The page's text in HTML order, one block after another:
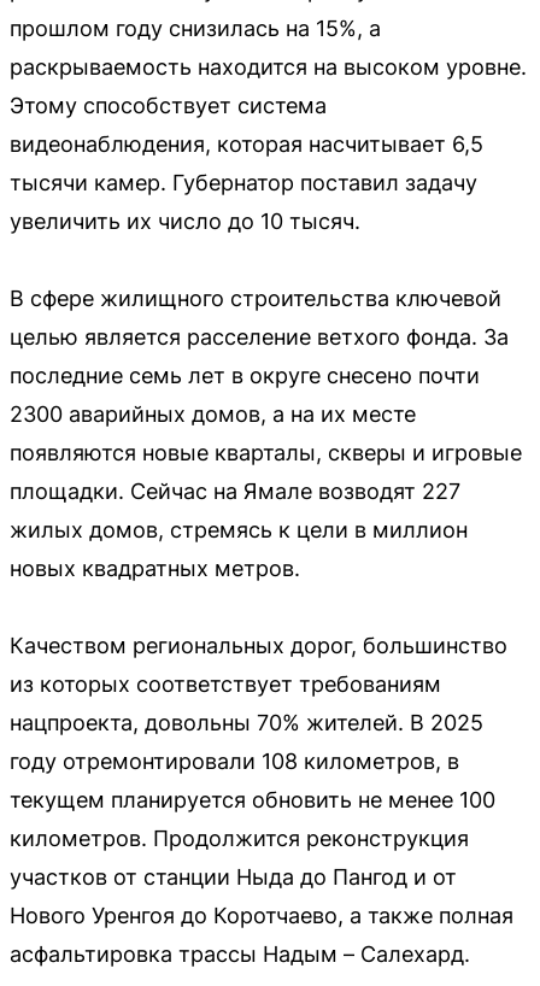
прошлом году снизилась на 15%, а
раскрываемость находится на высоком уровне.
Этому способствует система
видеонаблюдения, которая насчитывает 6,5
тысячи камер. Губернатор поставил задачу
увеличить их число до 10 тысяч.
В сфере жилищного строительства ключевой
целью является расселение ветхого фонда. За
последние семь лет в округе снесено почти
2300 аварийных домов, а на их месте
появляются новые кварталы, скверы и игровые
площадки. Сейчас на Ямале возводят 227
жилых домов, стремясь к цели в миллион
новых квадратных метров.
Качеством региональных дорог, большинство
из которых соответствует требованиям
нацпроекта, довольны 70% жителей. В 2025
году отремонтировали 108 километров, в
текущем планируется обновить не менее 100
километров. Продолжится реконструкция
участков от станции Ныда до Пангод и от
Нового Уренгоя до Коротчаево, а также полная
асфальтировка трассы Надым – Салехард.